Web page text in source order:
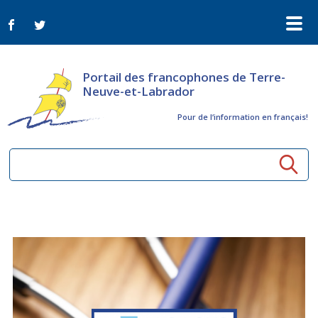
Portail des francophones de Terre-
Neuve-et-Labrador
Pour de l‘information en français!
Aînés
Activités à distance
ConnectAînés
Arts et culture
Appels d'offres du secteur culturel
Plan de Développement Global
Organismes
Nouvelles
Bulletin Le FrancoTNL